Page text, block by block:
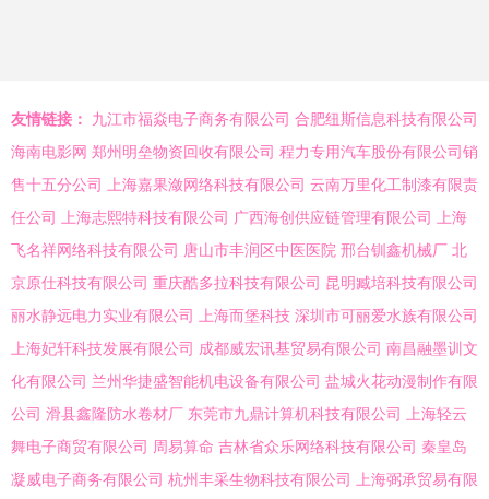
友情链接： 九江市福焱电子商务有限公司 合肥纽斯信息科技有限公司
海南电影网 郑州明垒物资回收有限公司 程力专用汽车股份有限公司销
售十五分公司
上海嘉果潋网络科技有限公司 云南万里化工制漆有限责
任公司
上海志熙特科技有限公司 广西海创供应链管理有限公司
上海
飞名祥网络科技有限公司 唐山市丰润区中医医院 邢台钏鑫机械厂 北
京原仕科技有限公司 重庆酷多拉科技有限公司 昆明臧培科技有限公司
丽水静远电力实业有限公司
上海而堡科技 深圳市可丽爱水族有限公司
上海妃轩科技发展有限公司 成都威宏讯基贸易有限公司 南昌融墨训文
化有限公司 兰州华捷盛智能机电设备有限公司 盐城火花动漫制作有限
公司 滑县鑫隆防水卷材厂 东莞市九鼎计算机科技有限公司
上海轻云
舞电子商贸有限公司
周易算命 吉林省众乐网络科技有限公司 秦皇岛
凝威电子商务有限公司 杭州丰采生物科技有限公司
上海弼承贸易有限